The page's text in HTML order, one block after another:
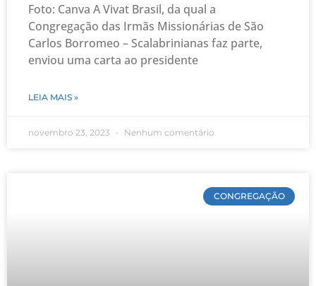
Foto: Canva A Vivat Brasil, da qual a
Congregação das Irmãs Missionárias de São
Carlos Borromeo – Scalabrinianas faz parte,
enviou uma carta ao presidente
LEIA MAIS »
novembro 23, 2023 Nenhum comentário
CONGREGAÇÃO